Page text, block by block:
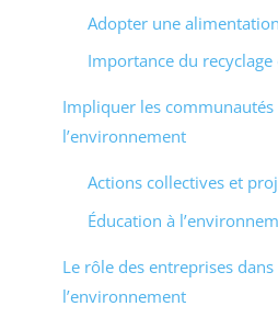
Adopter une
Importance du
Impliquer les
l’environnement
Actions collectives et
Éducation à
Le rôle des entreprises
l’environnement